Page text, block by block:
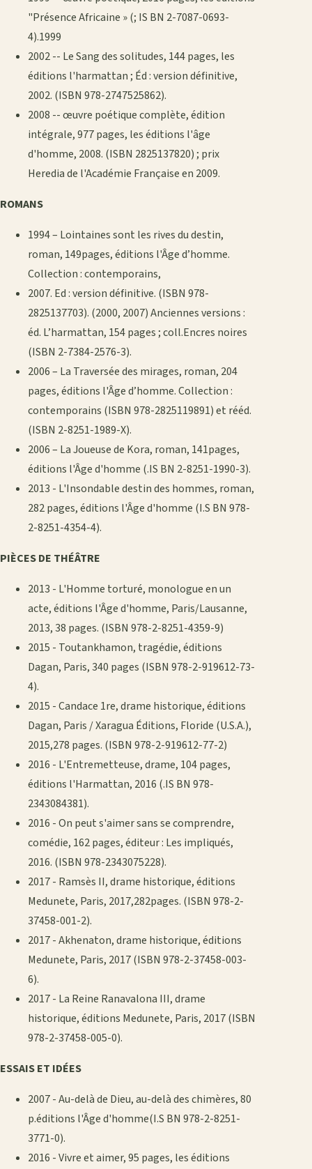
"Présence Africaine » (; IS BN 2-7087-0693-
4).1999
2002 -- Le Sang des solitudes, 144 pages, les
éditions l'harmattan ; Éd : version définitive,
2002. (ISBN 978-2747525862).
2008 -- œuvre poétique complète, édition
intégrale, 977 pages, les éditions l'âge
d'homme, 2008. (ISBN 2825137820) ; prix
Heredia de l'Académie Française en 2009.
ROMANS
1994 – Lointaines sont les rives du destin,
roman, 149pages, éditions l'Âge d’homme.
Collection : contemporains,
2007. Ed : version définitive. (ISBN 978-
2825137703). (2000, 2007) Anciennes versions :
éd. L’harmattan, 154 pages ; coll.Encres noires
(ISBN 2-7384-2576-3).
2006 – La Traversée des mirages, roman, 204
pages, éditions l'Âge d’homme. Collection :
contemporains (ISBN 978-2825119891) et rééd.
(ISBN 2-8251-1989-X).
2006 – La Joueuse de Kora, roman, 141pages,
éditions l'Âge d'homme (.IS BN 2-8251-1990-3).
2013 - L'Insondable destin des hommes, roman,
282 pages, éditions l'Âge d'homme (I.S BN 978-
2-8251-4354-4).
PIÈCES DE THÉÂTRE
2013 - L'Homme torturé, monologue en un
acte, éditions l'Âge d'homme, Paris/Lausanne,
2013, 38 pages. (ISBN 978-2-8251-4359-9)
2015 - Toutankhamon, tragédie, éditions
Dagan, Paris, 340 pages (ISBN 978-2-919612-73-
4).
2015 - Candace 1re, drame historique, éditions
Dagan, Paris / Xaragua Éditions, Floride (U.S.A.),
2015,278 pages. (ISBN 978-2-919612-77-2)
2016 - L'Entremetteuse, drame, 104 pages,
éditions l'Harmattan, 2016 (.IS BN 978-
2343084381).
2016 - On peut s'aimer sans se comprendre,
comédie, 162 pages, éditeur : Les impliqués,
2016. (ISBN 978-2343075228).
2017 - Ramsès II, drame historique, éditions
Medunete, Paris, 2017,282pages. (ISBN 978-2-
37458-001-2).
2017 - Akhenaton, drame historique, éditions
Medunete, Paris, 2017 (ISBN 978-2-37458-003-
6).
2017 - La Reine Ranavalona III, drame
historique, éditions Medunete, Paris, 2017 (ISBN
978-2-37458-005-0).
ESSAIS ET IDÉES
2007 - Au-delà de Dieu, au-delà des chimères, 80
p.éditions l'Âge d'homme(I.S BN 978-2-8251-
3771-0).
2016 - Vivre et aimer, 95 pages, les éditions